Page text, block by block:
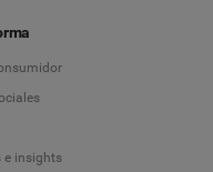
e insights